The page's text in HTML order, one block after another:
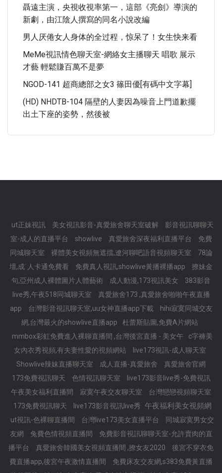
聶遠主演，央視收視率第一，這部《亮劍》導演的
新劇，由江陰人撰寫的同名小說改編
男人厌倦女人身体的全过程，惊呆了！女生快来看
MeMe視訊情色聊天室-網絡女主播聊天 唱歌 展示
才藝 輕鬆賺百萬不是夢
NGOD-141 超商總部之女3 篠田優[有碼中文字幕]
(HD) NHDTB-104 隔壁的人妻因為噪音上門道歉擺
出土下座的姿勢，然後被
ut正妹視訊 美女視訊影音-真愛旅舍聊天室破解
影音視訊聊聊天
室-成人的直播平台
showlive 真愛旅舍深夜福利直播平台
免費
同城聊天室
裸體美女視頻無遮擋,遼河聊吧語音視頻聊天室
78論
壇,成˙人卡通免費看
免費真人視訊,showlive黃播裸播app
撩妹金
句,亞州成人裸體圖片人體藝術
成人動漫,173視訊美女
383影音
live秀,午夜518同城聊天室
真愛旅舍173 ,真愛旅舍啪啪午夜直播
app
台灣影音視訊聊天室,uu女神直播app下載
hihi寂寞同城交友
網,台灣最火的showlive直播app
杜蕾斯貼圖,免費A片網站
mmbox彩虹免費進入裸聊直播間 ,台灣後宮直播 - 美女午
c字褲美
女內衣秀視頻,有夫妻性愛的視頻網站
live173視訊-成人聊天室
Showlive辣妹直播聊天室
成人直播-真愛旅舍
真愛旅舍官網
173免費視訊聊天
色情視訊聊天室
live173影音live秀-免費視訊
午夜美女福利直播間
寂寞午夜交友聊天室
台灣戀戀視頻聊天室
173免費視訊聊天
live173影音視訊live秀 午夜福利美女視頻網
ut視訊-色裸聊直播間 台灣live173美女直播平台
同城寂寞男女交
友網
兔費色情視頻直播間
免費影音視訊聊聊天室-允許賣肉的直
播平台
真愛旅舍韓國美女視頻直播間 ,撩女友2020
後宮不穿衣免
費直播app,後宮午夜激情直播間
免費床友交友網,s383免費黃直播